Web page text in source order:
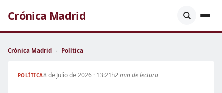
Crónica Madrid
Crónica Madrid › Política
POLÍTICA8 de Julio de 2026 · 13:21h2 min de lectura